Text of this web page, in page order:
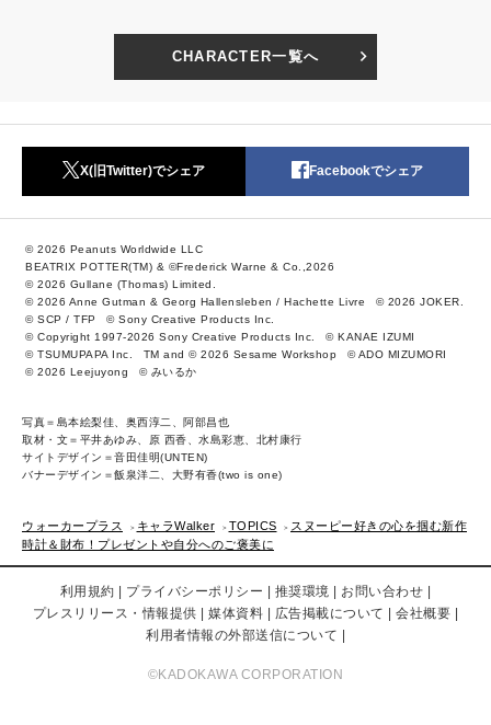
CHARACTER一覧へ
X(旧Twitter)でシェア Facebookでシェア
© 2026 Peanuts Worldwide LLC
BEATRIX POTTER(TM) & ©Frederick Warne & Co.,2026
© 2026 Gullane (Thomas) Limited.
© 2026 Anne Gutman & Georg Hallensleben / Hachette Livre
© 2026 JOKER.
© SCP / TFP
© Sony Creative Products Inc.
© Copyright 1997-2026 Sony Creative Products Inc.
© KANAE IZUMI
© TSUMUPAPA Inc.
TM and © 2026 Sesame Workshop
© ADO MIZUMORI
© 2026 Leejuyong
© みいるか
写真＝島本絵梨佳、奥西淳二、阿部昌也
取材・文＝平井あゆみ、原 西香、水島彩恵、北村康行
サイトデザイン＝音田佳明(UNTEN)
バナーデザイン＝飯泉洋二、大野有香(two is one)
ウォーカープラス キャラWalker TOPICS
スヌーピー好きの心を掴む新作
時計＆財布！プレゼントや自分へのご褒美に
利用規約 プライバシーポリシー 推奨環境
お問い合わせ
プレスリリース・情報提供
媒体資料 広告掲載について
会社概要
利用者情報の外部送信について
©KADOKAWA CORPORATION